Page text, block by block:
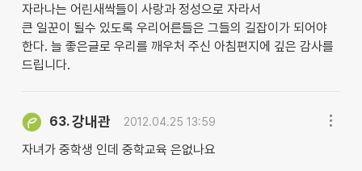
자라나는 어린새싹들이 사랑과 정성으로 자라서
큰 일꾼이 될수 있도록 우리어른들은 그들의 길잡이가 되어야
한다. 늘 좋은글로 우리를 깨우처 주신 아침편지에 깊은 감사를
드립니다.
63.강내관 2012.04.25 13:59
자녀가 중학생 인데 중학교육 은없나요